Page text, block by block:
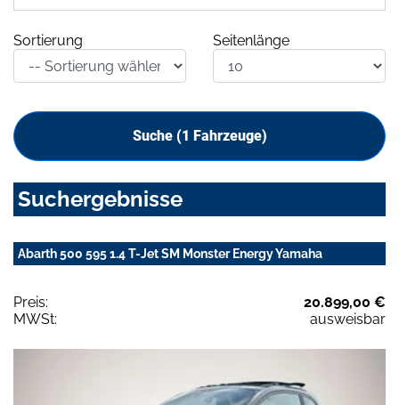
Sortierung Seitenlänge
Suche (1 Fahrzeuge)
Suchergebnisse
Abarth 500 595 1.4 T-Jet SM Monster Energy Yamaha
Preis:
20.899,00 €
MWSt:
ausweisbar